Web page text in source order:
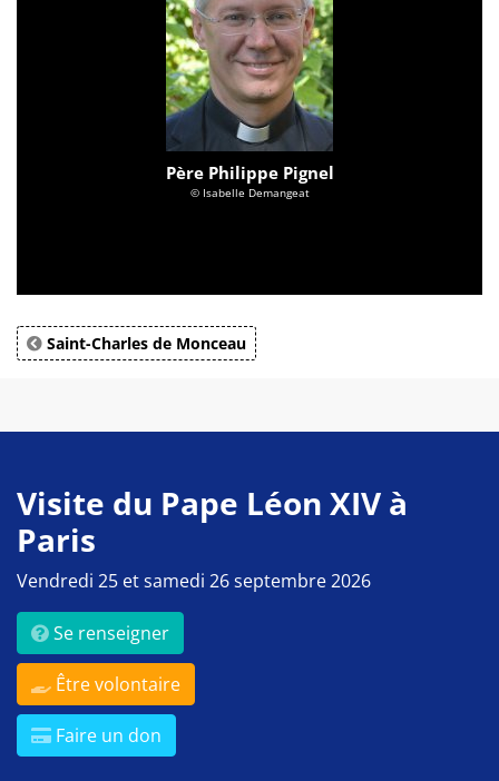
Père Philippe Pignel
© Isabelle Demangeat
Saint-Charles de Monceau
Visite du Pape Léon XIV à
Paris
Vendredi 25 et samedi 26 septembre 2026
Se renseigner
Être volontaire
Faire un don